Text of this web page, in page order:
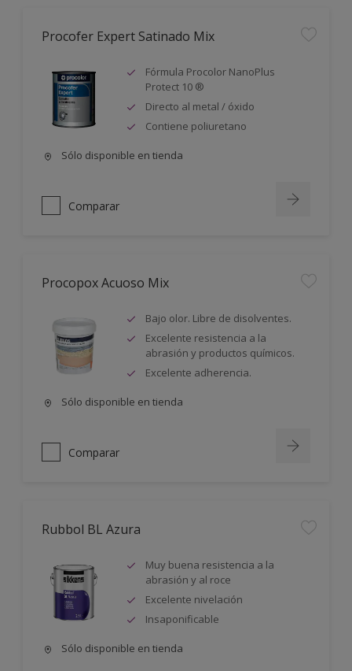
Procofer Expert Satinado Mix
Fórmula Procolor NanoPlus
Protect 10 ®
Directo al metal / óxido
Contiene poliuretano
Sólo disponible en tienda
Comparar
Procopox Acuoso Mix
Bajo olor. Libre de disolventes.
Excelente resistencia a la
abrasión y productos químicos.
Excelente adherencia.
Sólo disponible en tienda
Comparar
Rubbol BL Azura
Muy buena resistencia a la
abrasión y al roce
Excelente nivelación
Insaponificable
Sólo disponible en tienda